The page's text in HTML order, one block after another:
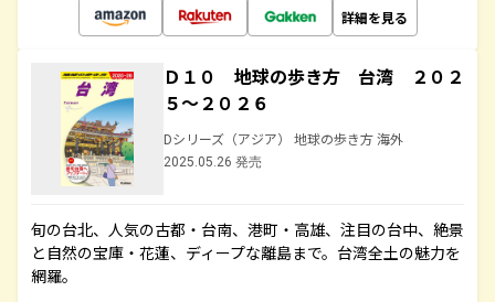
詳細を見る
Ｄ１０ 地球の歩き方 台湾 ２０２
５～２０２６
Dシリーズ（アジア） 地球の歩き方 海外
2025.05.26 発売
旬の台北、人気の古都・台南、港町・高雄、注目の台中、絶景
と自然の宝庫・花蓮、ディープな離島まで。台湾全土の魅力を
網羅。